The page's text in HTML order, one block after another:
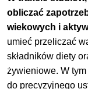
obliczać
wiekowych i
umieć przeliczać
składników diety
żywieniowe. W
do precyzyjnego